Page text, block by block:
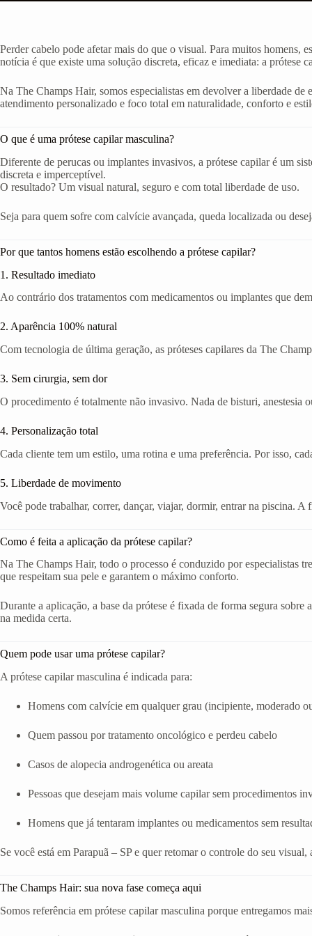
Perder cabelo pode afetar mais do que o visual. Para muitos homens,
notícia é que existe uma solução discreta, eficaz e imediata: a prótese
Na The Champs Hair, somos especialistas em devolver a liberdade
atendimento personalizado e foco total em naturalidade, conforto e
O que é uma prótese capilar masculina?
Diferente de perucas ou implantes invasivos, a prótese capilar é um
discreta e imperceptível.
O resultado? Um visual natural, seguro e com total liberdade de uso.
Seja para quem sofre com calvície avançada, queda localizada ou
Por que tantos homens estão escolhendo a prótese capilar?
1. Resultado imediato
Ao contrário dos tratamentos com medicamentos ou implantes que
2. Aparência 100% natural
Com tecnologia de última geração, as próteses capilares da The
3. Sem cirurgia, sem dor
O procedimento é totalmente não invasivo. Nada de bisturi, anestesia
4. Personalização total
Cada cliente tem um estilo, uma rotina e uma preferência. Por isso,
5. Liberdade de movimento
Você pode trabalhar, correr, dançar, viajar, dormir, entrar na piscina.
Como é feita a aplicação da prótese capilar?
Na The Champs Hair, todo o processo é conduzido por especialistas
que respeitam sua pele e garantem o máximo conforto.
Durante a aplicação, a base da prótese é fixada de forma segura
na medida certa.
Quem pode usar uma prótese capilar?
A prótese capilar masculina é indicada para:
Homens com calvície em qualquer grau (incipiente, moderado
Quem passou por tratamento oncológico e perdeu cabelo
Casos de alopecia androgenética ou areata
Pessoas que desejam mais volume capilar sem procedimentos
Homens que já tentaram implantes ou medicamentos sem
Se você está em Parapuã – SP e quer retomar o controle do seu
The Champs Hair: sua nova fase começa aqui
Somos referência em prótese capilar masculina porque entregamos